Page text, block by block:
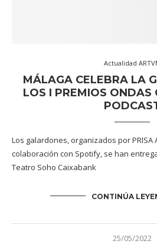
Actualidad
MÁLAGA CELEBRA LA
LOS I PREMIOS ONDAS
Los galardones, organizados por PRISA
colaboración con Spotify, se han
Teatro Soho Caixabank
CONTINÚA
25/05/2022